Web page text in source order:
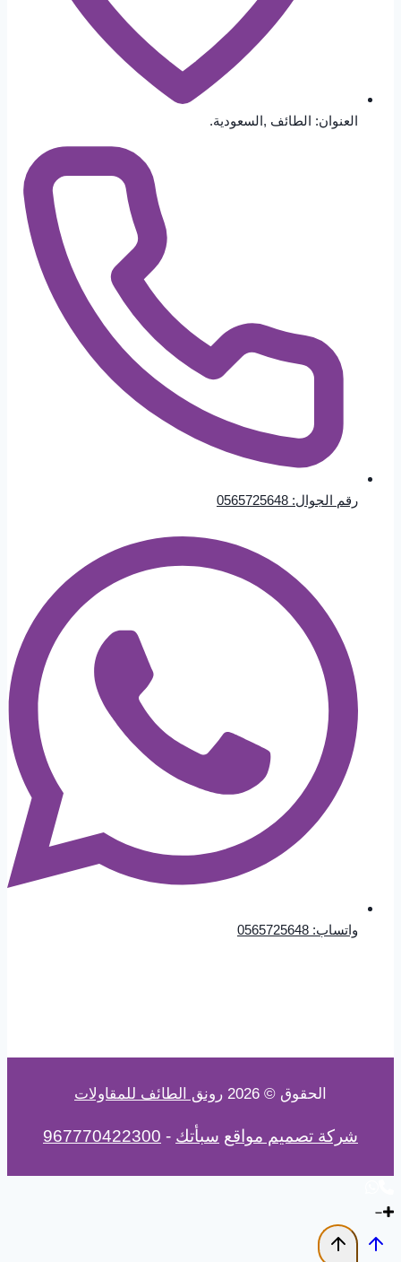
العنوان: الطائف ,السعودية.
رقم الجوال: 0565725648
واتساب: 0565725648
الحقوق © 2026 رونق الطائف للمقاولات
شركة تصميم مواقع سبأتك -
967770422300